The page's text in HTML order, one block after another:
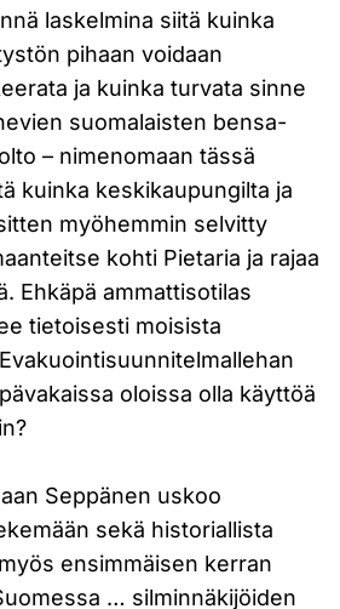
laskelmina siitä kuinka
pihaan voidaan
ja kuinka turvata sinne
suomalaisten bensa-
– nimenomaan tässä
kuinka keskikaupungilta ja
myöhemmin selvitty
kohti Pietaria ja rajaa
Ehkäpä ammattisotilas
tietoisesti moisista
oloissa olla käyttöä
Seppänen uskoo
sekä historiallista
ensimmäisen kerran
… silminnäkijöiden